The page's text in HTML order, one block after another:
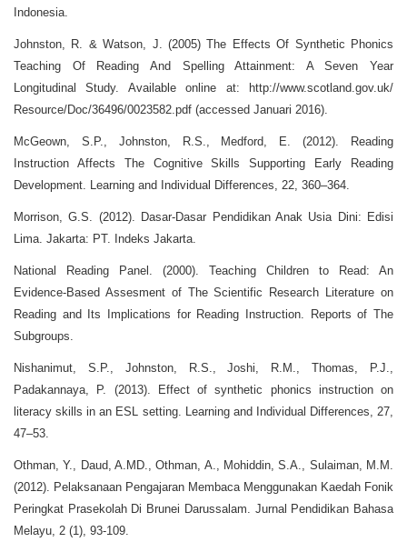
Indonesia.
Johnston, R. & Watson, J. (2005) The Effects Of Synthetic Phonics
Teaching Of Reading And Spelling Attainment: A Seven Year
Longitudinal Study. Available online at: http://www.scotland.gov.uk/
Resource/Doc/36496/0023582.pdf (accessed Januari 2016).
McGeown, S.P., Johnston, R.S., Medford, E. (2012). Reading
Instruction Affects The Cognitive Skills Supporting Early Reading
Development. Learning and Individual Differences, 22, 360–364.
Morrison, G.S. (2012). Dasar-Dasar Pendidikan Anak Usia Dini: Edisi
Lima. Jakarta: PT. Indeks Jakarta.
National Reading Panel. (2000). Teaching Children to Read: An
Evidence-Based Assesment of The Scientific Research Literature on
Reading and Its Implications for Reading Instruction. Reports of The
Subgroups.
Nishanimut, S.P., Johnston, R.S., Joshi, R.M., Thomas, P.J.,
Padakannaya, P. (2013). Effect of synthetic phonics instruction on
literacy skills in an ESL setting. Learning and Individual Differences, 27,
47–53.
Othman, Y., Daud, A.MD., Othman, A., Mohiddin, S.A., Sulaiman, M.M.
(2012). Pelaksanaan Pengajaran Membaca Menggunakan Kaedah Fonik
Peringkat Prasekolah Di Brunei Darussalam. Jurnal Pendidikan Bahasa
Melayu, 2 (1), 93-109.